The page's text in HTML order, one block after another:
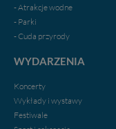
- Atrakcje wodne
- Parki
- Cuda przyrody
WYDARZENIA
Koncerty
Wykłady i wystawy
Festiwale